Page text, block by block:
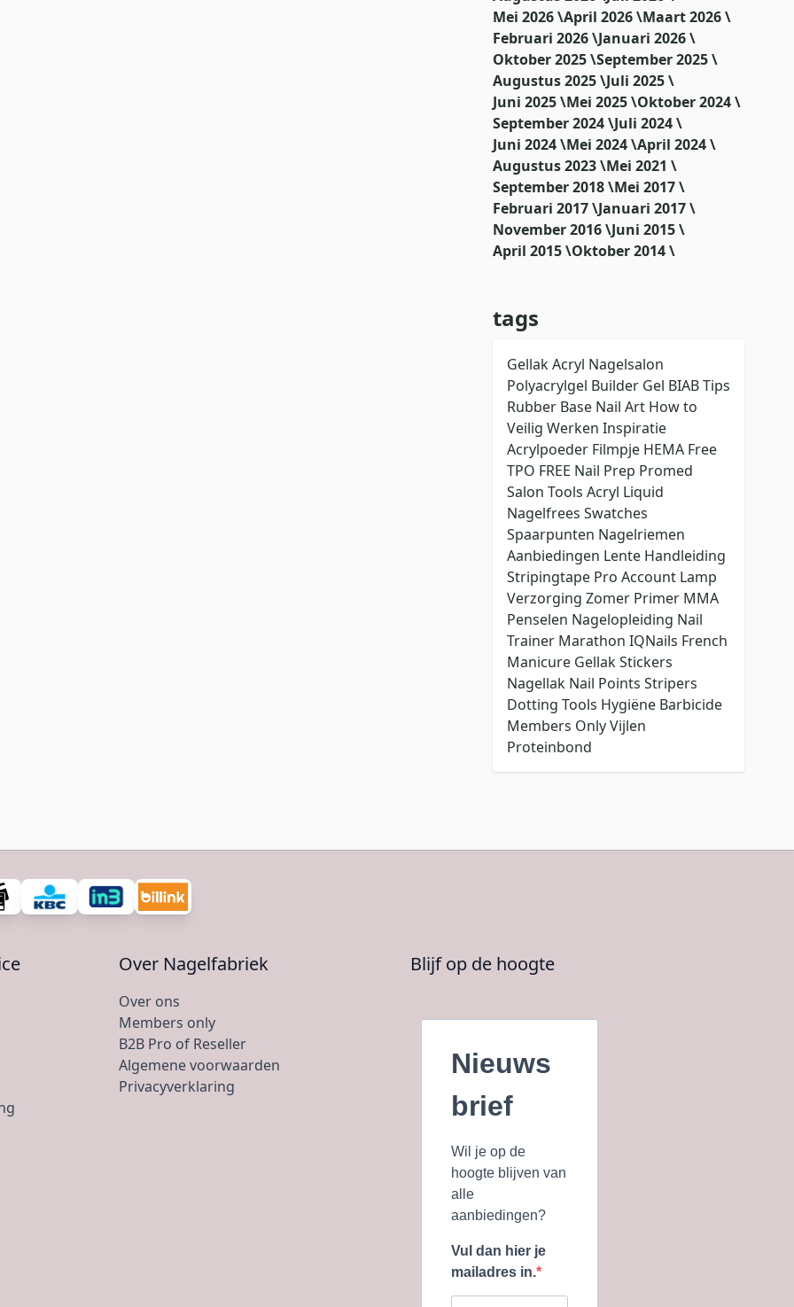
Mei 2026 \April 2026 \Maart 2026 \
Februari 2026 \Januari 2026 \
Oktober 2025 \September 2025 \
Augustus 2025 \Juli 2025 \
Juni 2025 \Mei 2025 \Oktober 2024 \
September 2024 \Juli 2024 \
Juni 2024 \Mei 2024 \April 2024 \
Augustus 2023 \Mei 2021 \
September 2018 \Mei 2017 \
Februari 2017 \Januari 2017 \
November 2016 \Juni 2015 \
April 2015 \Oktober 2014 \
tags
GellakAcryl Nagelsalon
Polyacrylgel Builder Gel BIABTips
Rubber Base Nail Art How to
Veilig Werken Inspiratie
Acrylpoeder Filmpje HEMA Free
TPO FREE Nail Prep Promed
Salon Tools Acryl Liquid
Nagelfrees Swatches
Spaarpunten Nagelriemen
Aanbiedingen Lente Handleiding
Stripingtape Pro Account Lamp
Verzorging Zomer Primer MMA
Penselen Nagelopleiding Nail
Trainer Marathon IQNails French
Manicure Gellak Stickers
Nagellak Nail Points Stripers
Dotting Tools Hygiëne Barbicide
Members OnlyVijlen
Proteinbond
Over Nagelfabriek
Over ons
Members only
B2B Pro of Reseller
Algemene voorwaarden
Privacyverklaring
Blijf op de hoogte
Nieuws
brief
Wil je op de
hoogte blijven van
alle
aanbiedingen?
Vul dan hier je
mailadres in.